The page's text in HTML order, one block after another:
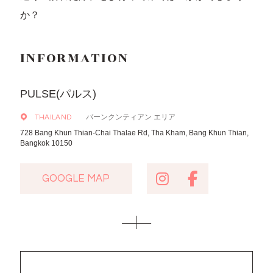
か？
INFORMATION
PULSE(パルス)
THAILAND
バーンクンティアン エリア
728 Bang Khun Thian-Chai Thalae Rd, Tha Kham, Bang Khun Thian,
Bangkok 10150
GOOGLE MAP
GOOGLE MAP